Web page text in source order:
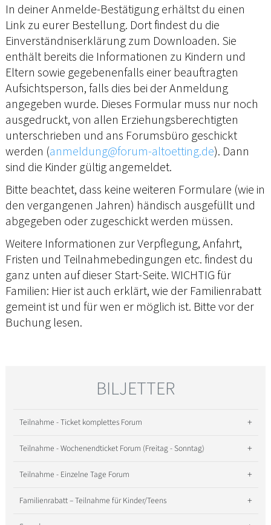
In deiner Anmelde-Bestätigung erhältst du einen
Link zu eurer Bestellung. Dort findest du die
Einverständniserklärung zum Downloaden. Sie
enthält bereits die Informationen zu Kindern und
Eltern sowie gegebenenfalls einer beauftragten
Aufsichtsperson, falls dies bei der Anmeldung
angegeben wurde. Dieses Formular muss nur noch
ausgedruckt, von allen Erziehungsberechtigten
unterschrieben und ans Forumsbüro geschickt
werden (anmeldung@forum-altoetting.de). Dann
sind die Kinder gültig angemeldet.
Bitte beachtet, dass keine weiteren Formulare (wie in
den vergangenen Jahren) händisch ausgefüllt und
abgegeben oder zugeschickt werden müssen.
Weitere Informationen zur Verpflegung, Anfahrt,
Fristen und Teilnahmebedingungen etc. findest du
ganz unten auf dieser Start-Seite. WICHTIG für
Familien: Hier ist auch erklärt, wie der Familienrabatt
gemeint ist und für wen er möglich ist. Bitte vor der
Buchung lesen.